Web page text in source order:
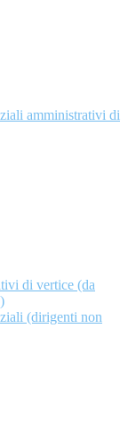
amministrativi di
di vertice (da
(dirigenti non